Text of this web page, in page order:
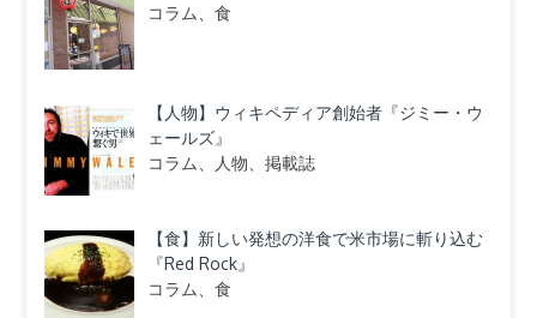
コラム、食
【人物】ウィキペディア創始者『ジミー・ウ
ェールズ』
コラム、人物、掲載誌
【食】新しい発想の洋食で米市場に斬り込む
『Red Rock』
コラム、食